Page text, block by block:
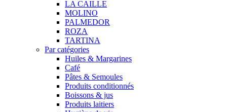
LA CAILLE
MOLINO
PALMEDOR
ROZA
TARTINA
Par catégories
Huiles & Margarines
Café
Pâtes & Semoules
Produits conditionnés
Boissons & jus
Produits laitiers